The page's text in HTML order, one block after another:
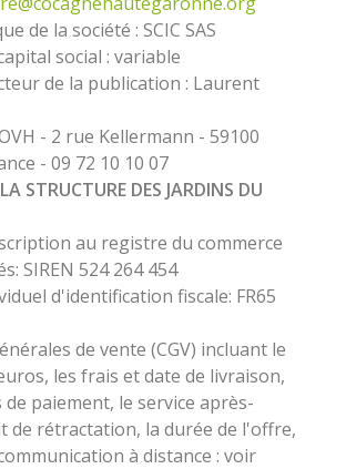
de la société : SCIC SAS
social : variable
de la publication : Laurent
- 2 rue Kellermann - 59100
- 09 72 10 10 07
STRUCTURE DES JARDINS DU
au registre du commerce
SIREN 524 264 454
d'identification fiscale: FR65
de vente (CGV) incluant le
les frais et date de livraison,
de paiement, le service après-
de rétractation, la durée de l'offre,
à distance : voir